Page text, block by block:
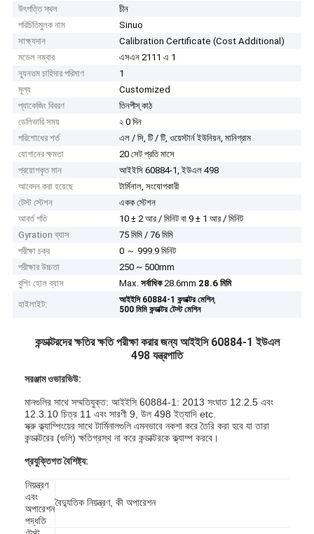
উৎপত্তি স্থল
চীন
পরিচিতিমুলক নাম
Sinuo
সাক্ষ্যদান
Calibration Certificate (Cost Additional)
মডেল নম্বার
এসএন 2111 এ 1
ন্যূনতম চাহিদার পরিমাণ
1
মূল্য
Customized
প্যাকেজিং বিবরণ
তিনপীস্ কাঠ
ডেলিভারি সময়
২ 0 দিন
পরিশোধের শর্ত
এল / সি, টি / টি, ওয়েস্টার্ন ইউনিয়ন, মানিগ্রাম
যোগানের ক্ষমতা
20 সেট প্রতি মাসে
প্রয়োগকৃত মান
আইইসি 60884-1, ইউএল 498
আবেদন করা হয়েছে
টার্মিনাল, সংযোগকারী
টেস্ট স্টেশন
একক স্টেশন
আবর্ত গতি
10 ± 2 আর / মিনিট বা 9 ± 1 আর / মিনিট
Gyration ব্যাস
75 মিমি / 76 মিমি
পরীক্ষা চক্র
0 ～ 999.9 মিনিট
পরীক্ষার উচ্চতা
250 ~ 500mm
বুশিং হোল ব্যাস
Max. সর্বাধিক 28.6mm 28.6 মিমি
হাইলাইট:
আইইসি 60884-1 কন্ডাক্টর মেশিন,
500 মিমি কন্ডাক্টর টেস্ট মেশিন
কন্ডাক্টরদের ক্ষতির ক্ষতি পরীক্ষা করার জন্য আইইসি 60884-1 ইউএল
498 যন্ত্রপাতি
সরঞ্জাম ওভারভিউ:
মানগুলির সাথে সম্মতিযুক্ত: আইইসি 60884-1: 2013 সংঘাত 12.2.5 এবং
12.3.10 চিত্র 11 এবং সারণী 9, উল 498 ইত্যাদি etc.
স্ক্রু ক্ল্যাম্পিংয়ের সাথে টার্মিনালগুলি এমনভাবে নকশা করে তৈরি করা হবে যা তারা
কন্ডাক্টরের (গুলি) ক্ষতিগ্রস্থ না করে কন্ডাক্টরকে ক্ল্যাম্প করবে।
প্রযুক্তিগত বৈশিষ্ট্য:
নিয়ন্ত্রণ
এবং
অপারেশন
পদ্ধতি
বৈদ্যুতিক নিয়ন্ত্রণ, কী অপারেশন